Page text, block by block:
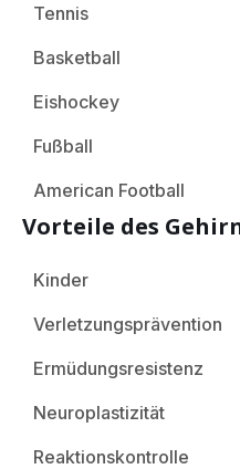
Tennis
Basketball
Eishockey
Fußball
American Football
Vorteile des
Kinder
Verletzungsprävention
Ermüdungsresistenz
Neuroplastizität
Reaktionskontrolle